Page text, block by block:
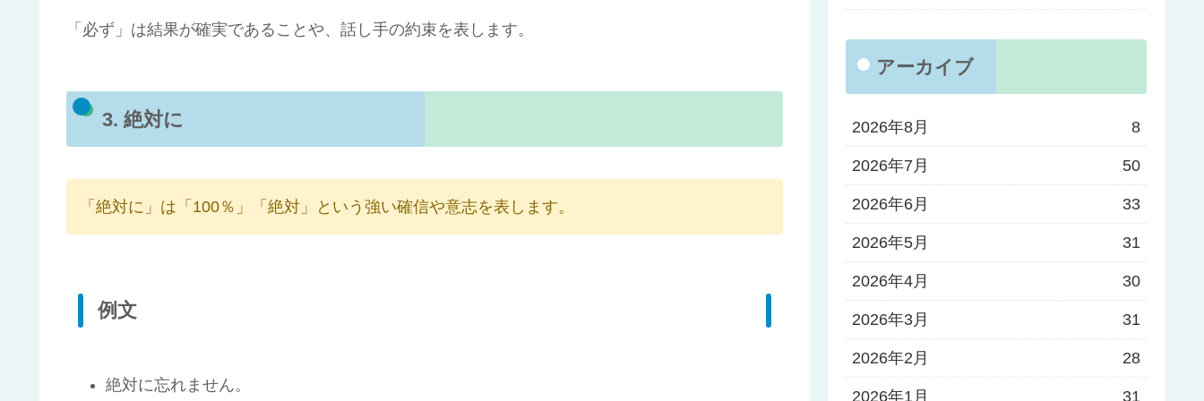
「必ず」は結果が確実であることや、話し手の約束を表します。
3. 絶対に
「絶対に」は「100％」「絶対」という強い確信や意志を表します。
例文
絶対に忘れません。
アーカイブ
2026年8月 8
2026年7月 50
2026年6月 33
2026年5月 31
2026年4月 30
2026年3月 31
2026年2月 28
2026年1月 31